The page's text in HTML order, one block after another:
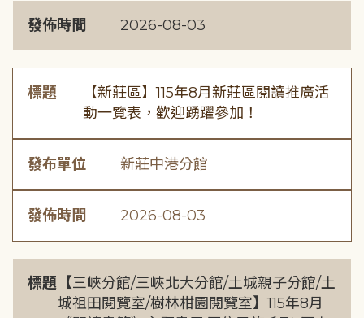
發佈時間 2026-08-03
標題
【新莊區】115年8月新莊區閱讀推廣活
動一覽表，歡迎踴躍參加！
發布單位 新莊中港分館
發佈時間 2026-08-03
標題 【三峽分館/三峽北大分館/土城親子分館/土
城祖田閱覽室/樹林柑園閱覽室】115年8月